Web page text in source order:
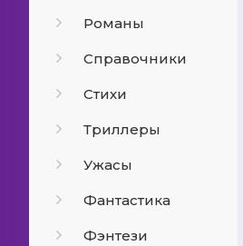
Романы
Справочники
Стихи
Триллеры
Ужасы
Фантастика
Фэнтези